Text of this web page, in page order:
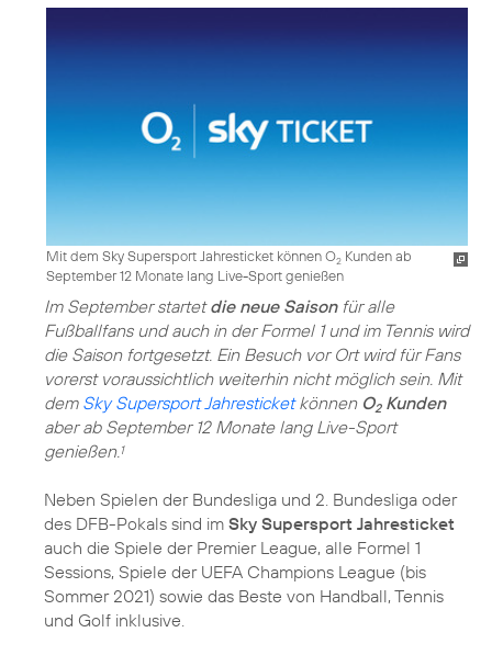
Mit dem Sky Supersport Jahresticket können O2 Kunden ab
September 12 Monate lang Live-Sport genießen
Im September startetdie neue Saisonfür alle
Fußballfans und auch in der Formel 1 und im Tennis wird
die Saison fortgesetzt. Ein Besuch vor Ort wird für Fans
vorerst voraussichtlich weiterhin nicht möglich sein. Mit
dem Sky Supersport Jahresticketkönnen O2Kunden
aber ab September 12 Monate lang Live-Sport
genießen. 1
Neben Spielen der Bundesliga und 2. Bundesliga oder
des DFB-Pokals sind im Sky Supersport Jahresticket
auch die Spiele der Premier League, alle Formel 1
Sessions, Spiele der UEFA Champions League (bis
Sommer 2021) sowie das Beste von Handball, Tennis
und Golf inklusive.